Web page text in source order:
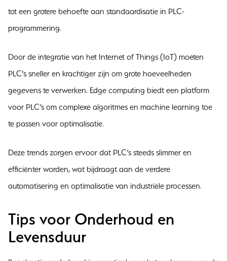
tot een grotere behoefte aan standaardisatie in PLC-
programmering.
Door de integratie van het Internet of Things (IoT) moeten
PLC’s sneller en krachtiger zijn om grote hoeveelheden
gegevens te verwerken. Edge computing biedt een platform
voor PLC’s om complexe algoritmes en machine learning toe
te passen voor optimalisatie.
Deze trends zorgen ervoor dat PLC’s steeds slimmer en
efficiënter worden, wat bijdraagt aan de verdere
automatisering en optimalisatie van industriële processen.
Tips voor Onderhoud en
Levensduur